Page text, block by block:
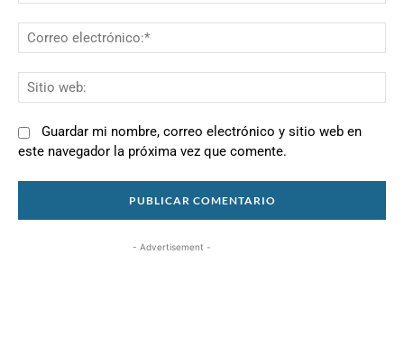
Guardar mi nombre, correo electrónico y sitio web en
este navegador la próxima vez que comente.
- Advertisement -